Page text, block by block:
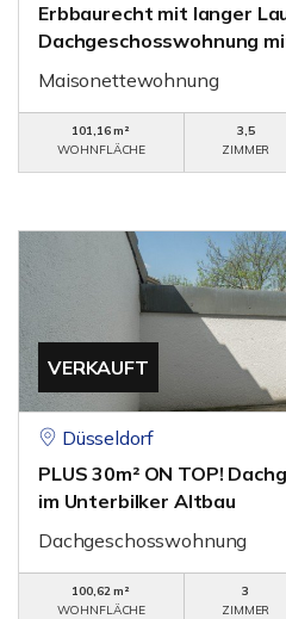
Erbbaurecht mit langer
Dachgeschosswohnung
Maisonettewohnung
101,16 m²
WOHNFLÄCHE
3,5
ZIMMER
VERKAUFT
Düsseldorf
PLUS 30m² ON TOP!
im Unterbilker Altbau
Dachgeschosswohnung
100,62 m²
WOHNFLÄCHE
3
ZIMMER